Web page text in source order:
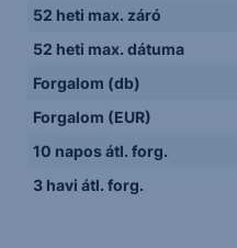
52 heti max. záró
52 heti max. dátuma
Forgalom (db)
Forgalom (EUR)
10 napos átl. forg.
3 havi átl. forg.